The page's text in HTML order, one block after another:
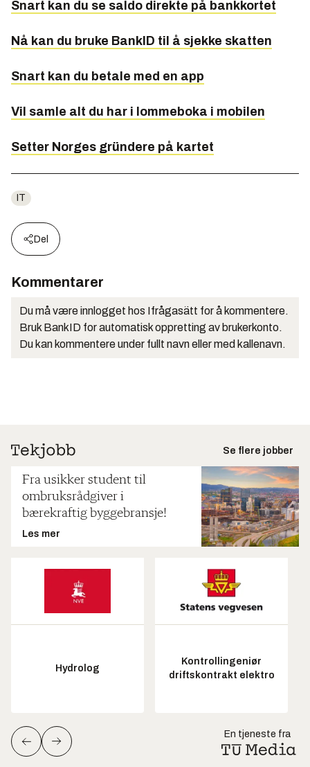
Snart kan du se saldo direkte på bankkortet
Nå kan du bruke BankID til å sjekke skatten
Snart kan du betale med en app
Vil samle alt du har i lommeboka i mobilen
Setter Norges gründere på kartet
IT
Del
Kommentarer
Du må være innlogget hos Ifrågasätt for å kommentere.
Bruk BankID for automatisk oppretting av brukerkonto.
Du kan kommentere under fullt navn eller med kallenavn.
Se flere jobber
Fra usikker student til
ombruksrådgiver i
bærekraftig byggebransje!
Les mer
Hydrolog
Kontrollingeniør
driftskontrakt elektro
En tjeneste fra